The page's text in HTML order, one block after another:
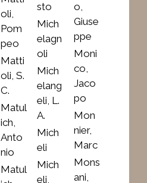
oli,
Pom
peo
Matti
oli, S.
C.
Matul
ich,
Anto
nio
Matul
sto
Mich
elagn
oli
Mich
elang
eli, L.
A.
Mich
eli
Mich
eli,
o,
Giuse
ppe
Moni
co,
Jaco
po
Mon
nier,
Marc
Mons
ani,